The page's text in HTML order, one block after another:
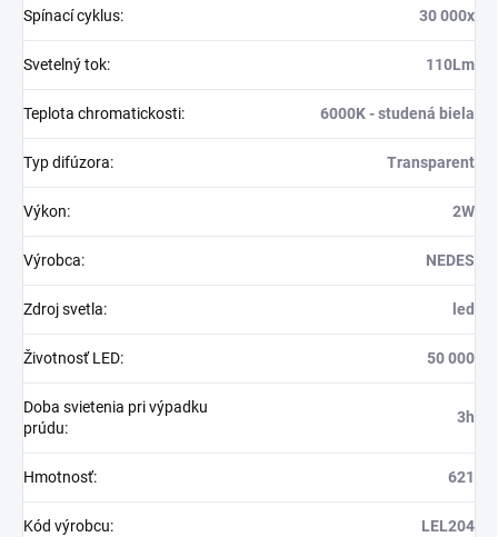
Spínací cyklus: 30 000x
Svetelný tok: 110Lm
Teplota chromatickosti: 6000K - studená biela
Typ difúzora: Transparent
Výkon: 2W
Výrobca: NEDES
Zdroj svetla: led
Životnosť LED: 50 000
Doba svietenia pri výpadku
prúdu:
3h
Hmotnosť: 621
Kód výrobcu: LEL204